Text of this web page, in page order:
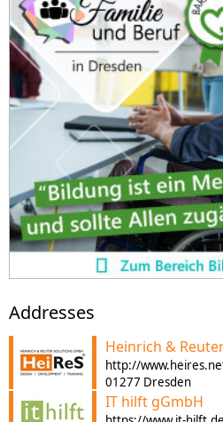
Addresses
http://
01277 Dresden
IT hilft gGmbH